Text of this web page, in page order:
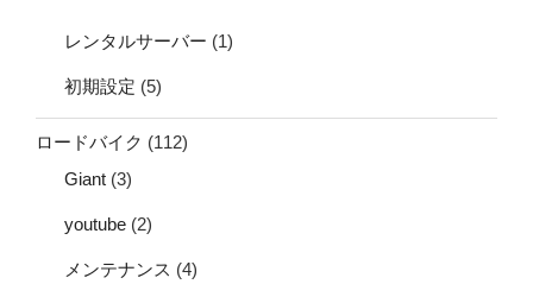
レンタルサーバー (1)
初期設定 (5)
ロードバイク (112)
Giant (3)
youtube (2)
メンテナンス (4)